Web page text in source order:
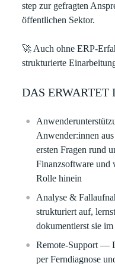
step zur gefragten
öffentlichen Sektor.
🚀 Auch ohne ERP-
strukturierte
DAS ERWARTET
Anwender:innen
ersten Fragen rund
Finanzsoftware und
Rolle hinein
Analyse &
strukturiert auf,
dokumentierst sie
Remote‑Support —
per Ferndiagnose